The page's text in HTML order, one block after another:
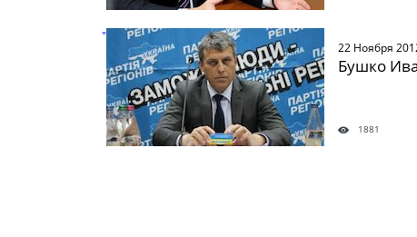
" />
22 Ноября
Бушко
1881